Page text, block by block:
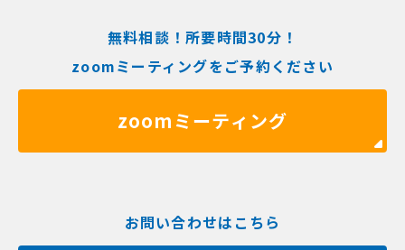
無料相談！所要時間30分！
zoomミーティングをご予約ください
zoomミーティング
お問い合わせはこちら